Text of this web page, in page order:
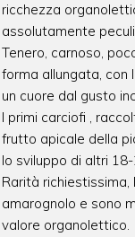
ricchezza
assolutamente
Tenero, carnoso,
forma allungata, con
un cuore dal gusto
I primi carciofi ,
frutto apicale della
lo sviluppo di altri
Rarità
amarognolo e sono
valore organolettico.